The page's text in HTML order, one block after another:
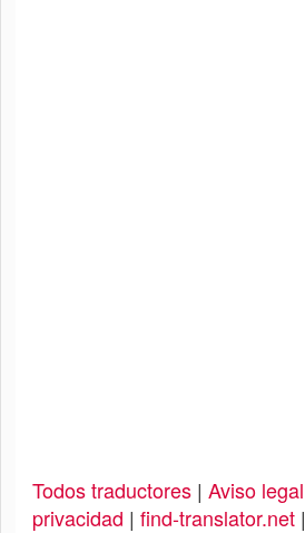
Todos traductores | Aviso legal
privacidad | find-translator.net |